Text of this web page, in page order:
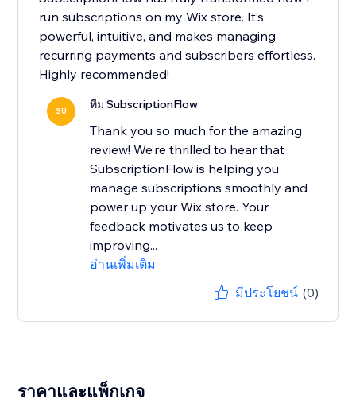
run subscriptions on my Wix store. It’s
powerful, intuitive, and makes managing
recurring payments and subscribers effortless.
Highly recommended!
SU ทีม SubscriptionFlow
Thank you so much for the amazing
review! We’re thrilled to hear that
SubscriptionFlow is helping you
manage subscriptions smoothly and
power up your Wix store. Your
feedback motivates us to keep
improving...
อ่านเพิ่มเติม
มีประโยชน์ (0)
ราคาและแพ็กเกจ